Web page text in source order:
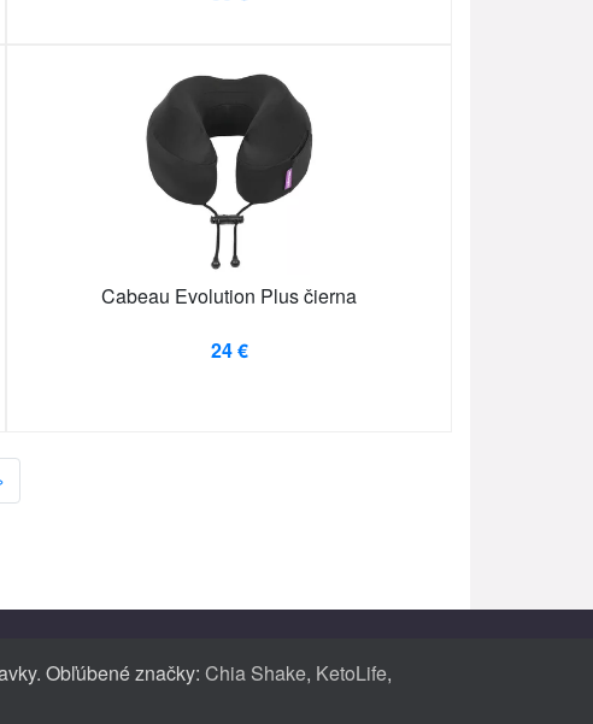
Cabeau Evolution Plus čierna
24 €
Obľúbené značky: Chia Shake, KetoLife,